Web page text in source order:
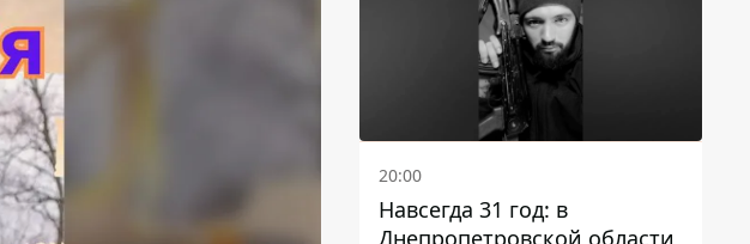
20:00
Навсегда 31 год: в
Днепропетровской области